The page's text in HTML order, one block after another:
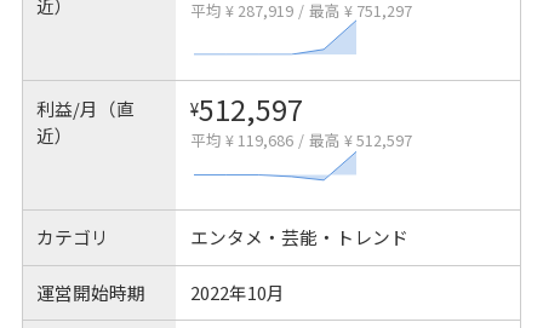
近）
平均 ¥ 287,919 / 最高 ¥ 751,297
利益/月（直
近）
¥512,597
平均 ¥ 119,686 / 最高 ¥ 512,597
カテゴリ エンタメ・芸能・トレンド
運営開始時期 2022年10月